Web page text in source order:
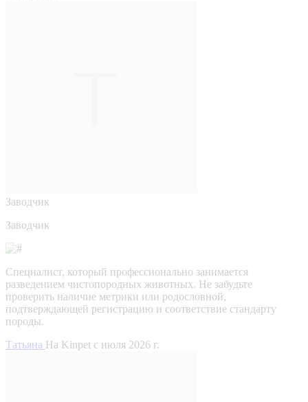
Заводчик
Заводчик
Специалист, который профессионально занимается
разведением чистопородных животных. Не забудьте
проверить наличие метрики или родословной,
подтверждающей регистрацию и соответствие стандарту
породы.
Татьяна На Kinpet c июля 2026 г.